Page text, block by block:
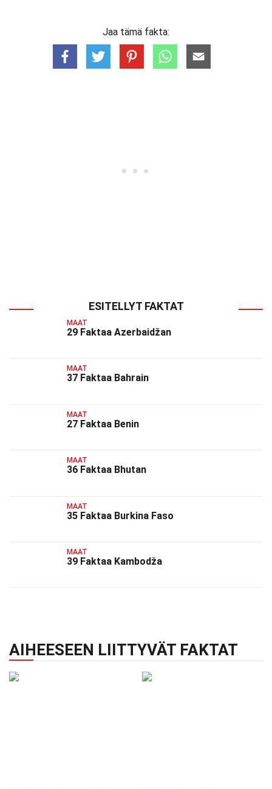
Jaa tämä fakta:
ESITELLYT FAKTAT
MAAT
29 Faktaa Azerbaidžan
MAAT
37 Faktaa Bahrain
MAAT
27 Faktaa Benin
MAAT
36 Faktaa Bhutan
MAAT
35 Faktaa Burkina Faso
MAAT
39 Faktaa Kambodža
AIHEESEEN LIITTYVÄT FAKTAT